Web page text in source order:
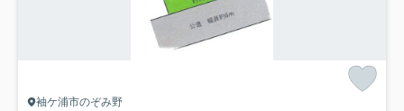
袖ケ浦市のぞみ野